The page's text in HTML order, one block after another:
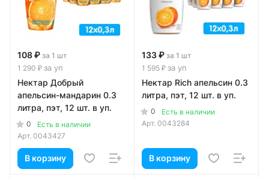
108 ₽ за 1 шт
1 290 ₽ за уп
Нектар Добрый
апельсин-мандарин 0.3
литра, пэт, 12 шт. в уп.
0
Есть в наличии
Арт. 0043427
В корзину
133 ₽ за 1 шт
1 595 ₽ за уп
Нектар Rich апельсин 0.3
литра, пэт, 12 шт. в уп.
0
Есть в наличии
Арт. 0043284
В корзину